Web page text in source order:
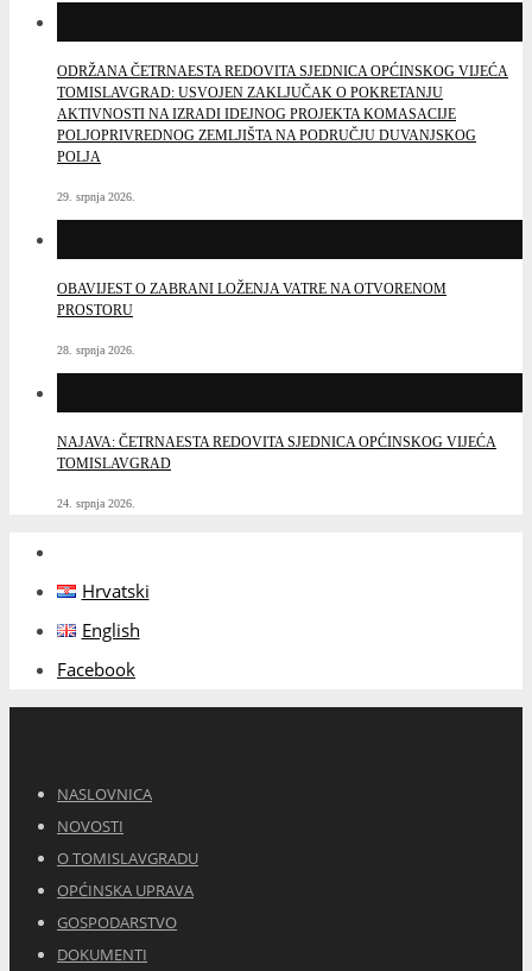
ODRŽANA ČETRNAESTA REDOVITA SJEDNICA OPĆINSKOG VIJEĆA
TOMISLAVGRAD: USVOJEN ZAKLJUČAK O POKRETANJU
AKTIVNOSTI NA IZRADI IDEJNOG PROJEKTA KOMASACIJE
POLJOPRIVREDNOG ZEMLJIŠTA NA PODRUČJU DUVANJSKOG
POLJA
29. srpnja 2026.
OBAVIJEST O ZABRANI LOŽENJA VATRE NA OTVORENOM
PROSTORU
28. srpnja 2026.
NAJAVA: ČETRNAESTA REDOVITA SJEDNICA OPĆINSKOG VIJEĆA
TOMISLAVGRAD
24. srpnja 2026.
Hrvatski
English
Facebook
NASLOVNICA
NOVOSTI
O TOMISLAVGRADU
OPĆINSKA UPRAVA
GOSPODARSTVO
DOKUMENTI